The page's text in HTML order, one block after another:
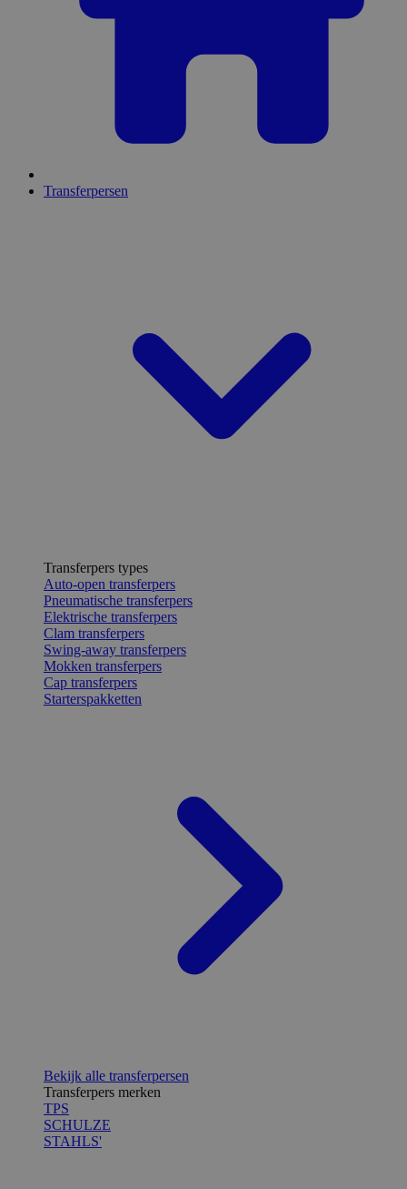
Transferpersen
Transferpers types
Auto-open transferpers
Pneumatische transferpers
Elektrische transferpers
Clam transferpers
Swing-away transferpers
Mokken transferpers
Cap transferpers
Starterspakketten
Bekijk alle transferpersen
Transferpers merken
TPS
SCHULZE
STAHLS'